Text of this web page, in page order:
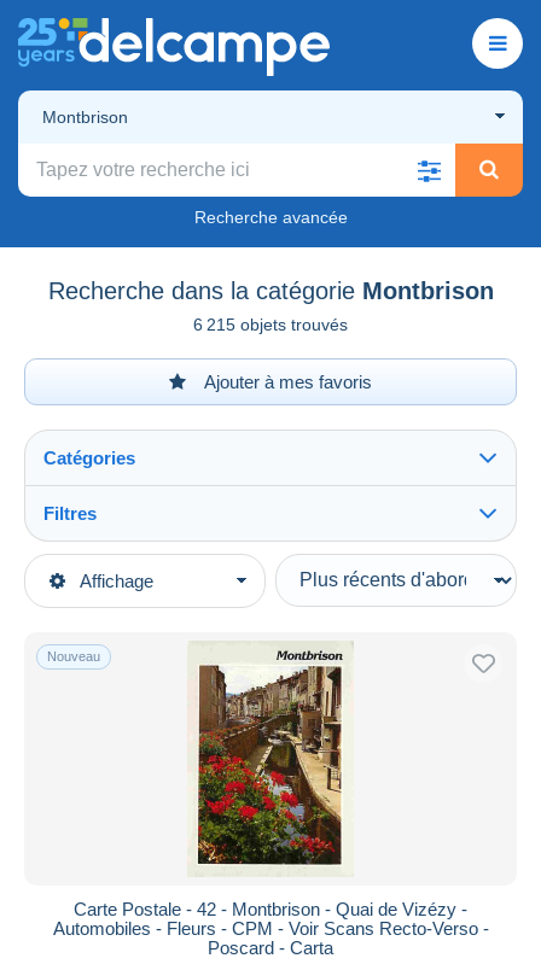
Montbrison
Recherche avancée
Recherche dans la catégorie Montbrison
6 215 objets trouvés
Ajouter à mes favoris
Affichage
Catégories
Catégories principales
Europe
Filtres
Types de vente
En cours
Prix fixes
Enchères avec offres
Enchères sans offres
Maisons de vente
Toutes les durées
depuis
Nouveau
Carte Postale - 42 - Montbrison - Quai de Vizézy -
Automobiles - Fleurs - CPM - Voir Scans Recto-Verso -
Poscard - Carta